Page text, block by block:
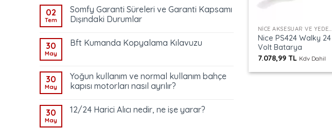
02
Tem
Somfy Garanti Süreleri ve Garanti Kapsamı
Dışındaki Durumlar
30
May
Bft Kumanda Kopyalama Kılavuzu
30
May
Yoğun kullanım ve normal kullanım bahçe
kapısı motorları nasıl ayrılır?
30
May
12/24 Harici Alıcı nedir, ne işe yarar?
NICE AKSESUAR VE YEDEK PARÇALAR
Nice PS424 Walky 24
Volt Batarya
7.078,99 TL Kdv Dahil